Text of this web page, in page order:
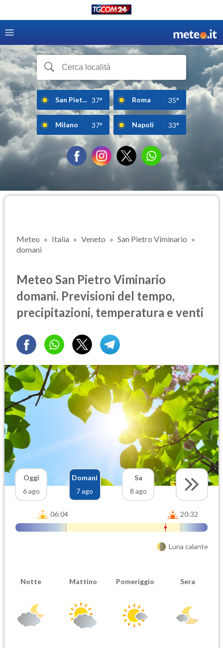
San Piet... 37° Roma 35°
Milano 37° Napoli 33°
Meteo Italia Veneto
San Pietro Viminario
domani
Meteo San Pietro Viminario
domani. Previsioni del tempo,
precipitazioni, temperatura e venti
Oggi
6 ago
Domani
7 ago
Sa
8 ago
06:04 20:32
Luna calante
Notte Mattino Pomeriggio Sera